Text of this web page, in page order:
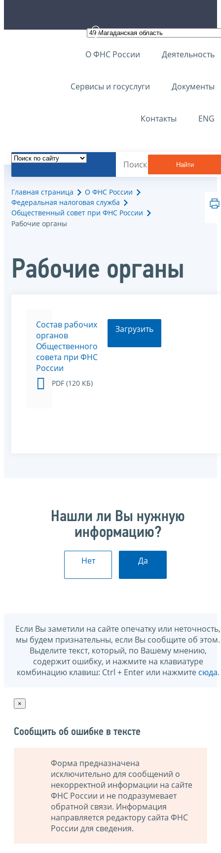
О ФНС России Деятельность
Сервисы и госуслуги Документы
Контакты ENG
Найти
Главная страница
О ФНС России
Федеральная налоговая служба
Общественный совет при ФНС России
Рабочие органы
Рабочие органы
Состав рабочих
органов
Общественного
совета при ФНС
России
PDF (120 КБ)
Загрузить
Нашли ли Вы нужную
информацию?
Нет Да
Если Вы заметили на сайте опечатку или неточность,
мы будем признательны, если Вы сообщите об этом.
Выделите текст, который, по Вашему мнению,
содержит ошибку, и нажмите на клавиатуре
комбинацию клавиш: Ctrl + Enter или нажмите сюда.
×
Сообщить об ошибке в тексте
Форма предназначена
исключительно для сообщений о
некорректной информации на сайте
ФНС России и не подразумевает
обратной связи. Информация
направляется редактору сайта ФНС
России для сведения.